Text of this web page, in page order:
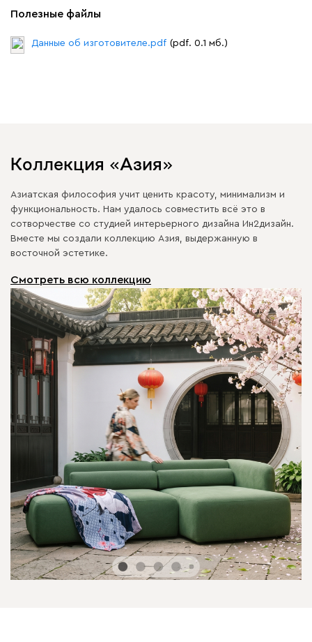
Полезные файлы
Данные об изготовителе.pdf (pdf. 0.1 мб.)
Коллекция «Азия»
Азиатская философия учит ценить красоту, минимализм и
функциональность. Нам удалось совместить всё это в
сотворчестве со студией интерьерного дизайна Ин2дизайн.
Вместе мы создали коллекцию Азия, выдержанную в
восточной эстетике.
Смотреть всю коллекцию